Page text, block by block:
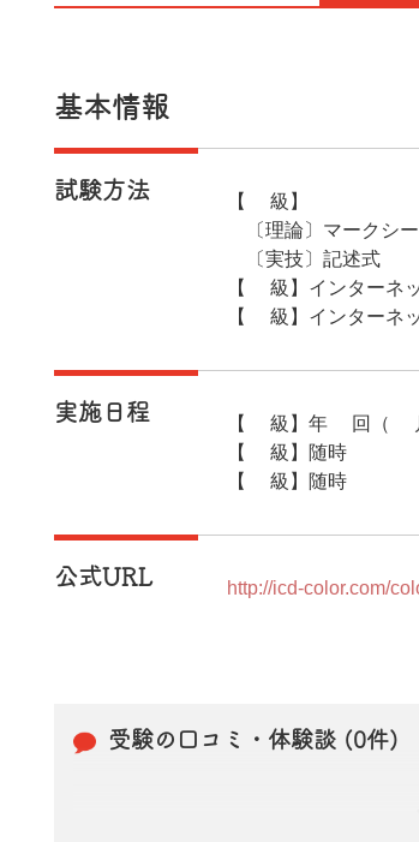
基本情報
試験方法
【1級】
〔理論〕マークシ
〔実技〕記述式
【2級】インターネ
【3級】インターネ
実施日程
【1級】年1回（1
【2級】随時
【3級】随時
公式URL http://icd-color.com/
受験の口コミ・体験談 (0件)